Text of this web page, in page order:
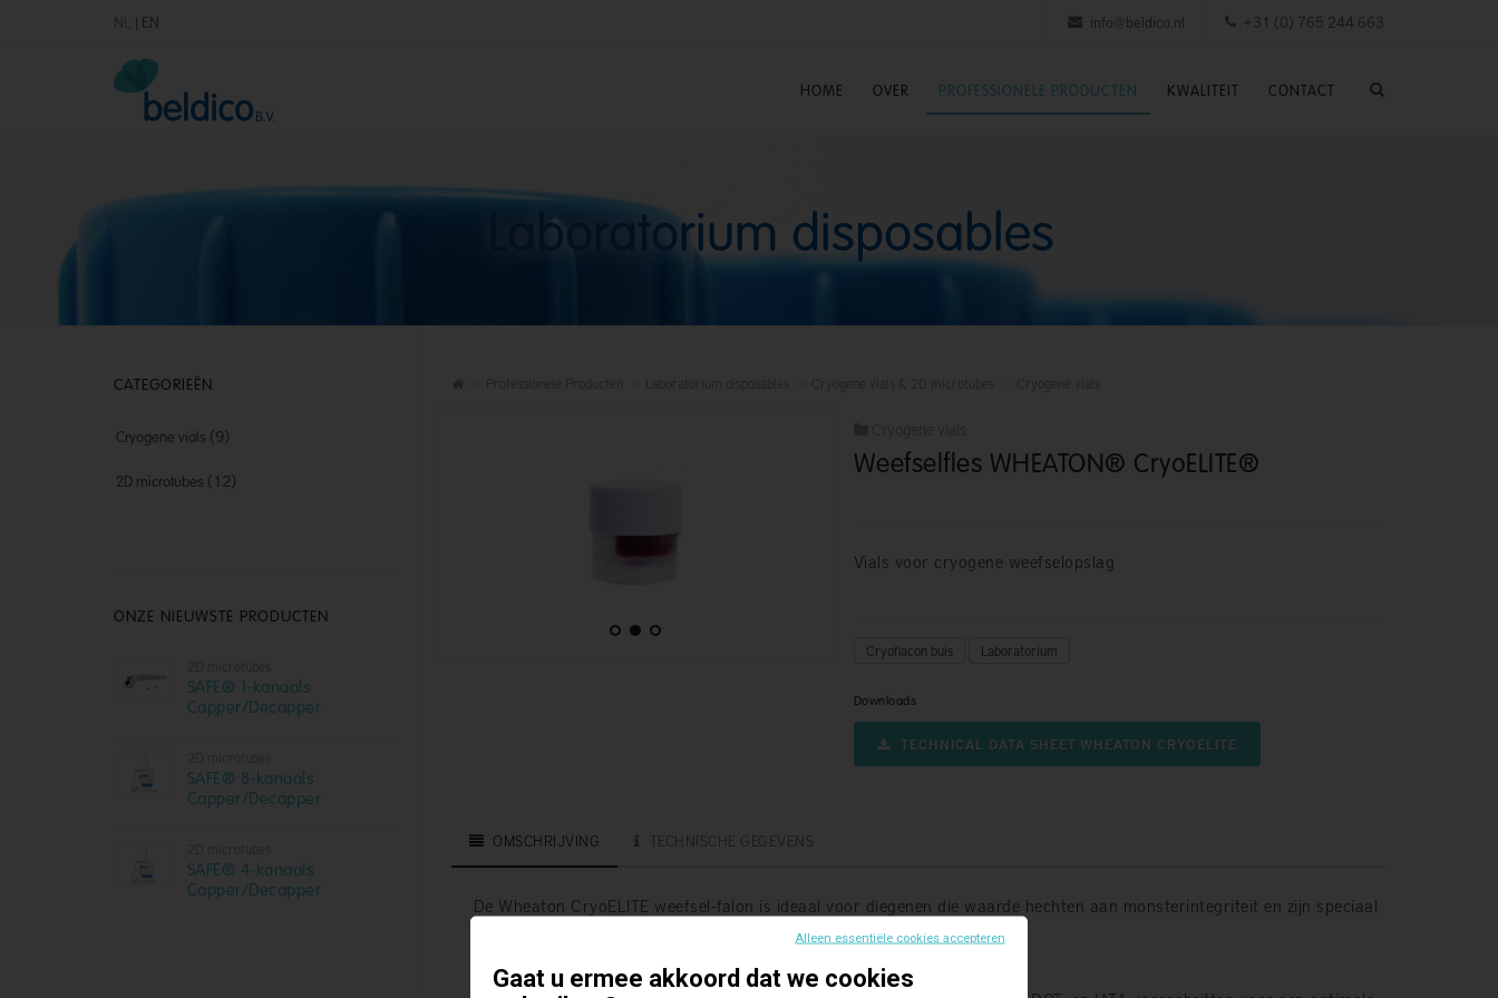
| EN +31 (0) 765 244 663
info@beldico.nl
HOME OVER PROFESSIONELE PRODUCTEN KWALITEIT CONTACT
Laboratorium disposables
Weefselfles WHEATON® CryoELITE®
Vials voor cryogene weefselopslag
Cryoflacon buis Laboratorium
Downloads
TECHNICAL DATA SHEET WHEATON CRYOELITE
OMSCHRIJVING TECHNISCHE GEGEVENS
De Wheaton CryoELITE weefsel-falon is ideaal voor diegenen die waarde hechten aan monsterintegriteit en zijn speciaal
ontworpen voor weefselverzameling, transport en opslag.
CATEGORIEËN
Cryogene vials (9)
2D microtubes (12)
ONZE NIEUWSTE PRODUCTEN
SAFE® 1-kanaals
Capper/Decapper
SAFE® 8-kanaals
Capper/Decapper
SAFE® 4-kanaals
Capper/Decapper
Alleen essentiële cookies accepteren
Gaat u ermee akkoord dat we cookies